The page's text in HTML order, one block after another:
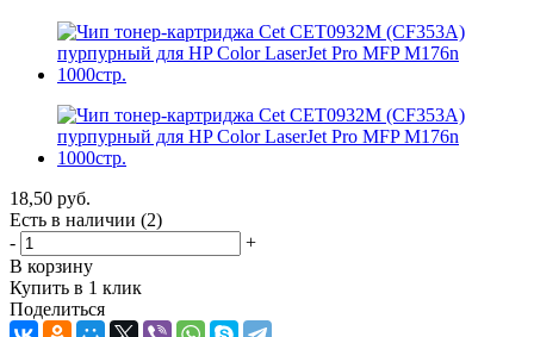
18,50 руб.
Есть в наличии (2)
-
+
В корзину
Купить в 1 клик
Поделиться